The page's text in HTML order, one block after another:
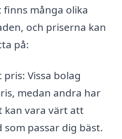
många olika
och priserna kan
på:
Vissa bolag
medan andra har
kan vara värt att
passar dig bäst.